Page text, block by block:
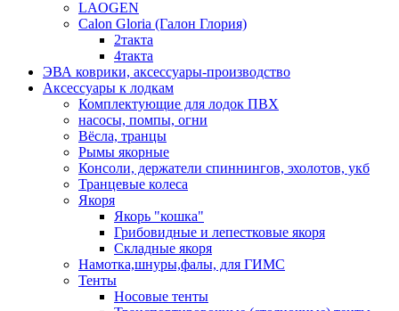
LAOGEN
Calon Gloria (Галон Глория)
2такта
4такта
ЭВА коврики, аксессуары-производство
Аксессуары к лодкам
Комплектующие для лодок ПВХ
насосы, помпы, огни
Вёсла, транцы
Рымы якорные
Консоли, держатели спиннингов, эхолотов, укб
Транцевые колеса
Якоря
Якорь "кошка"
Грибовидные и лепестковые якоря
Складные якоря
Намотка,шнуры,фалы, для ГИМС
Тенты
Носовые тенты